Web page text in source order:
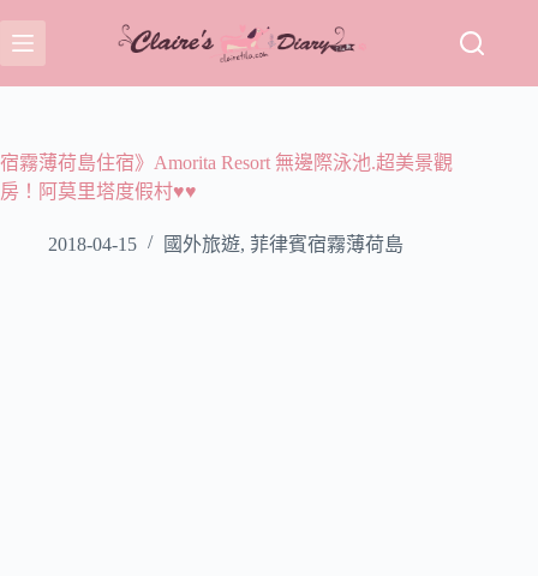
至
主
容
宿霧薄荷島住宿》Amorita Resort 無邊際泳池.超美景觀
房！阿莫里塔度假村♥♥
2018-04-15 國外旅遊, 菲律賓宿霧薄荷島